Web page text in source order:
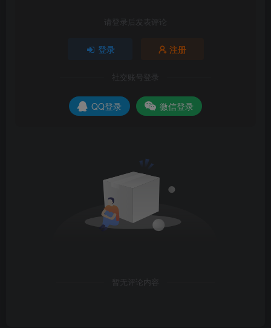
请登录后发表评论
登录 注册
社交账号登录
QQ登录 微信登录
暂无评论内容